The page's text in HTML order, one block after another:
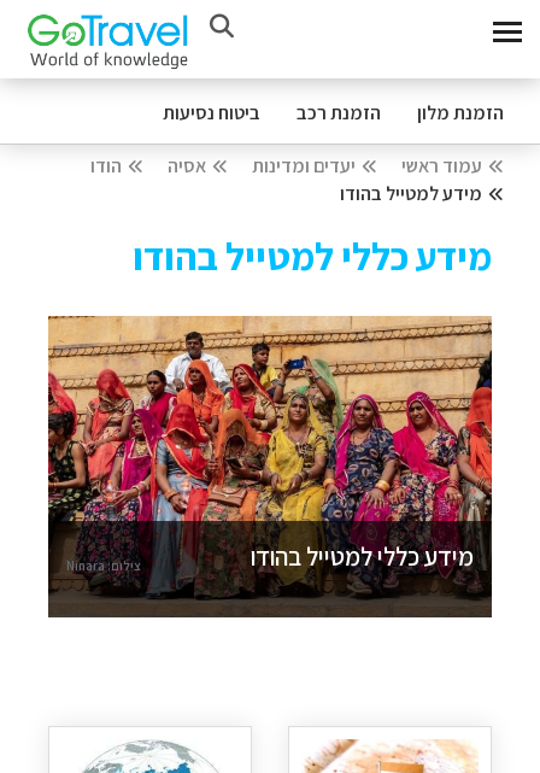
הזמנת מלון הזמנת רכב ביטוח נסיעות
עמוד ראשי יעדים ומדינות אסיה
הודו
מידע למטייל בהודו
מידע כללי למטייל בהודו
מידע כללי למטייל בהודו צילום: Ninara